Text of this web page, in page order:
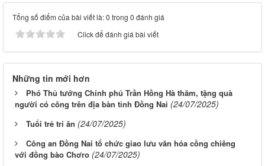
Tổng số điểm của bài viết là: 0 trong 0 đánh giá
Click để đánh giá bài viết
Những tin mới hơn
Phó Thủ tướng Chính phủ Trần Hồng Hà thăm, tặng quà
người có công trên địa bàn tỉnh Đồng Nai (24/07/2025)
Tuổi trẻ tri ân (24/07/2025)
Công an Đồng Nai tổ chức giao lưu văn hóa cồng chiêng
với đồng bào Chơro (24/07/2025)